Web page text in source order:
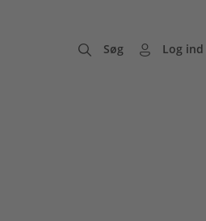
Søg Log ind